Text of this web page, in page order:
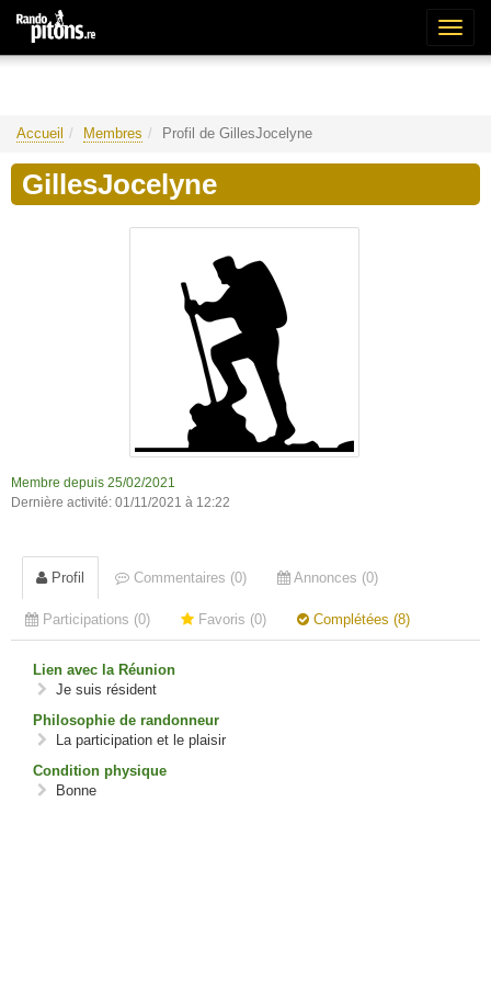
Accueil Membres Profil de GillesJocelyne
GillesJocelyne
Membre depuis 25/02/2021
Dernière activité: 01/11/2021 à 12:22
Profil Commentaires (0) Annonces (0)
Participations (0) Favoris (0) Complétées (8)
Lien avec la Réunion
Je suis résident
Philosophie de randonneur
La participation et le plaisir
Condition physique
Bonne